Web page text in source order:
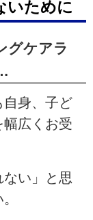
いために
グケアラ
自身、子ど
幅広くお受
ない」と思